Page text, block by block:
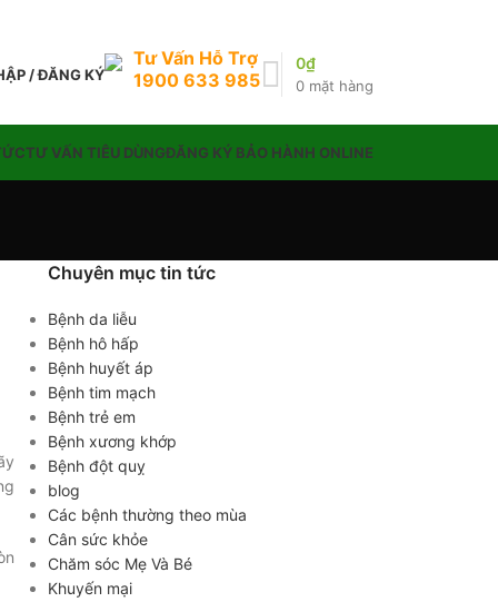
/ ĐĂNG KÝ
Tư Vấn Hỗ Trợ
1900 633 985
0 mặt hàng
0₫
TƯ VẤN TIÊU DÙNGĐĂNG KÝ BẢO HÀNH ONLINE
Chuyên mục tin tức
Bệnh da liễu
Bệnh hô hấp
Bệnh huyết áp
Bệnh tim mạch
Bệnh trẻ em
Bệnh xương khớp
Bệnh đột quỵ
blog
Các bệnh thường theo mùa
Cân sức khỏe
Chăm sóc Mẹ Và Bé
Khuyến mại